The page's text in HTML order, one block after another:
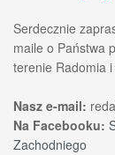
Serdecznie
maile o Państwa
terenie Radomia
Nasz e-mail:
Na Facebooku:
Zachodniego